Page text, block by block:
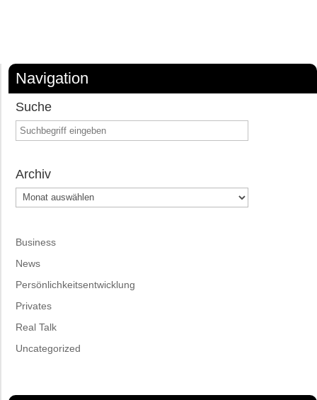
Navigation
Suche
Archiv
Archiv
Business
News
Persönlichkeitsentwicklung
Privates
Real Talk
Uncategorized